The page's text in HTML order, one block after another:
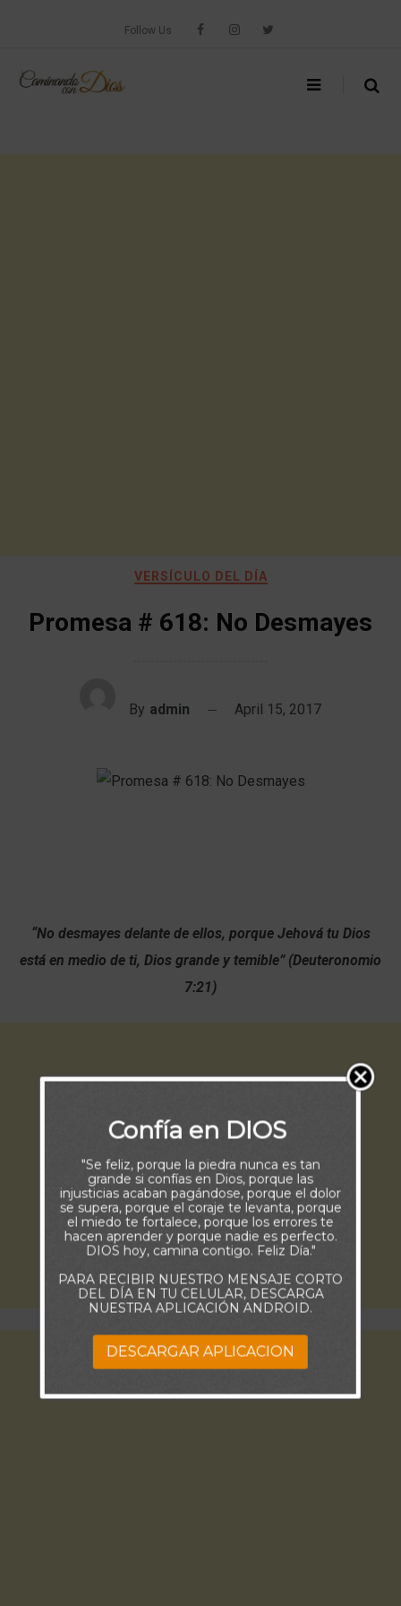
Follow Us
VERSÍCULO DEL DÍA
Promesa # 618: No Desmayes
By admin April 15, 2017
“No desmayes delante de ellos, porque Jehová tu Dios
está en medio de ti, Dios grande y temible” (Deuteronomio
7:21)
Confía en DIOS
"Se feliz, porque la piedra nunca es tan
grande si confías en Dios, porque las
injusticias acaban pagándose, porque el dolor
se supera, porque el coraje te levanta, porque
el miedo te fortalece, porque los errores te
hacen aprender y porque nadie es perfecto.
DIOS hoy, camina contigo. Feliz Día."
PARA RECIBIR NUESTRO MENSAJE CORTO
DEL DÍA EN TU CELULAR, DESCARGA
NUESTRA APLICACIÓN ANDROID.
DESCARGAR APLICACION